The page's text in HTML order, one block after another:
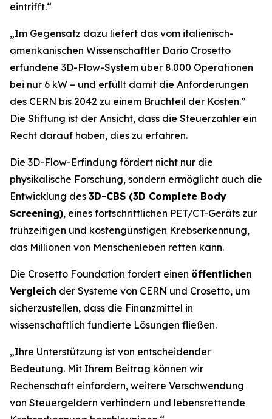
eintrifft.“
„Im Gegensatz dazu liefert das vom italienisch-
amerikanischen Wissenschaftler Dario Crosetto
erfundene 3D-Flow-System über 8.000 Operationen
bei nur 6 kW – und erfüllt damit die Anforderungen
des CERN bis 2042 zu einem Bruchteil der Kosten.”
Die Stiftung ist der Ansicht, dass die Steuerzahler ein
Recht darauf haben, dies zu erfahren.
Die 3D-Flow-Erfindung fördert nicht nur die
physikalische Forschung, sondern ermöglicht auch die
Entwicklung des 3D-CBS (3D Complete Body
Screening), eines fortschrittlichen PET/CT-Geräts zur
frühzeitigen und kostengünstigen Krebserkennung,
das Millionen von Menschenleben retten kann.
Die Crosetto Foundation fordert einen öffentlichen
Vergleich der Systeme von CERN und Crosetto, um
sicherzustellen, dass die Finanzmittel in
wissenschaftlich fundierte Lösungen fließen.
„Ihre Unterstützung ist von entscheidender
Bedeutung. Mit Ihrem Beitrag können wir
Rechenschaft einfordern, weitere Verschwendung
von Steuergeldern verhindern und lebensrettende